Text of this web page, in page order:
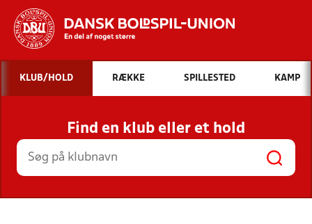
Hvad vil du søge efter?
INDHOLD OG NYHEDER
STILLINGER, RESULTATER, KLUBBER OG
HOLD
KLUB/HOLD RÆKKE SPILLESTED KAMP
Find en klub eller et hold